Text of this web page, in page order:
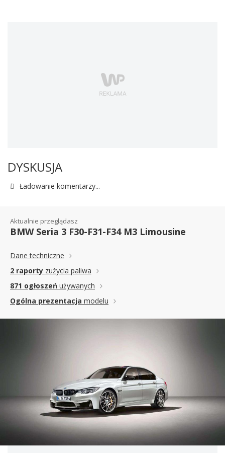
DYSKUSJA
Ładowanie komentarzy...
Aktualnie przeglądasz
BMW Seria 3 F30-F31-F34 M3 Limousine
Dane techniczne
2 raporty zużycia paliwa
871 ogłoszeń używanych
Ogólna prezentacja modelu